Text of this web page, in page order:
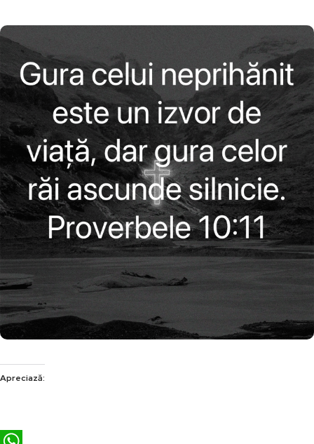
Apreciază: